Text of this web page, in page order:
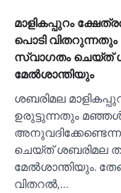
മാളികപ്പുറം
പൊടി വിതറുന്നതും
സ്വാഗതം ചെയ്ത്
മേല്‍ശാന്തിയും
ശബരിമല
ഉരുട്ടുന്നതും
ചെയ്ത് ശബരിമല
മേല്‍ശാന്തിയും.
വിതറല്‍,…